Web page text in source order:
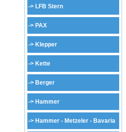
-> LFB Stern
-> PAX
-> Klepper
-> Kette
-> Berger
-> Hammer
-> Hammer - Metzeler - Bavaria